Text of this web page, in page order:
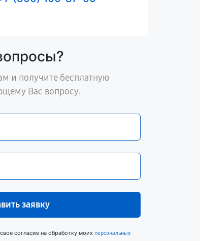
и получите бесплатную
Вас вопросу.
заявку
согласие на обработку моих персональных